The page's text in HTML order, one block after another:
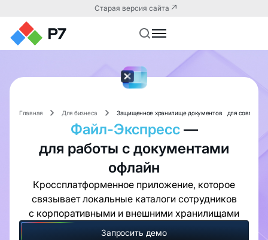
Старая версия сайта
Главная Для бизнеса Защищенное хранилище документов для
Файл-Экспресс—
для работы с документами
офлайн
Кроссплатформенное приложение, которое
связывает локальные каталоги сотрудников
с корпоративными и внешними хранилищами
Запросить демо